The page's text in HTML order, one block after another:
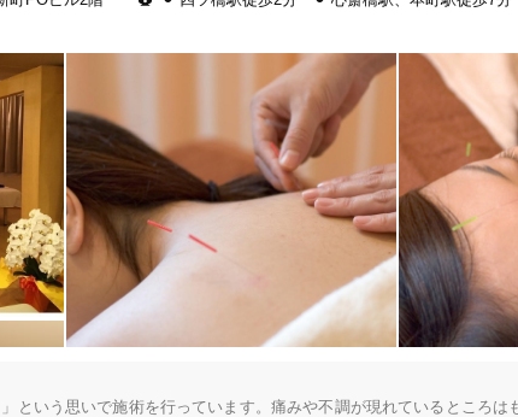
という思いで施術を行っています。痛みや不調が現れているところは